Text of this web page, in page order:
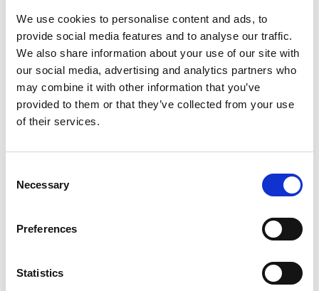
We use cookies to personalise content and ads, to
provide social media features and to analyse our traffic.
We also share information about your use of our site with
our social media, advertising and analytics partners who
may combine it with other information that you’ve
provided to them or that they’ve collected from your use
of their services.
Selection
Necessary
Preferences
Statistics
ha tutte le carte per fare un magnifico lavoro… di cui noi
godremo, deliziandoci, a distanza.
Ecco i fortunati (e in gamba) partecipanti al viaggio in Tibet, uno
ad uno:
Paolo Balsamo
https://www.instagram.com/paolobalsamo/
trapiantato in Umbria. Social Media Manager e Content
Creator di professione, viaggiatore per amore del Mondo,
grazie ad Instagram ha alimentato la sua passione per i
ogni scatto cerca di trasmettere il suo vissuto personale.
sue qualità più apprezzate. Collabora tra gli altri con
Samsung, Huawei, Canon, Asus, Seat, Enel, Audi, Universal.